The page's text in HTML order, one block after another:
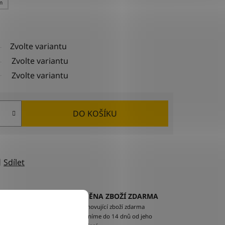
Zvolte variantu
Zvolte variantu
Zvolte variantu
DO KOŠÍKU
Sdílet
na
VÝMĚNA ZBOŽÍ ZDARMA
Nevyhovující zboží zdarma
vyměníme do 14 dnů od jeho